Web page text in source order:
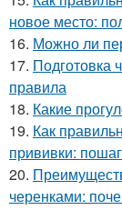
новое место:
16. Можно ли
17. Подготовка
правила
18. Какие
19. Как
прививки:
20.
черенками: